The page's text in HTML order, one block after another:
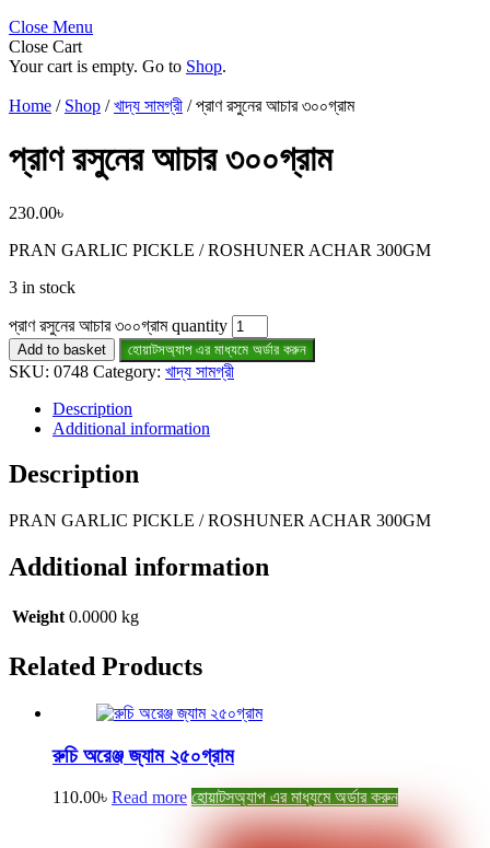
Close Menu
Close Cart
Your cart is empty. Go to Shop.
Home / Shop /খাদ্য সামগ্রী / প্রাণ রসুনের আচার ৩০০গ্রাম
প্রাণ রসুনের আচার ৩০০গ্রাম
230.00৳
PRAN GARLIC PICKLE / ROSHUNER ACHAR 300GM
3 in stock
প্রাণ রসুনের আচার ৩০০গ্রাম quantity
Add to basket হোয়াটসঅ্যাপ এর মাধ্যমে অর্ডার করুন
SKU: 0748 Category: খাদ্য সামগ্রী
Description
Additional information
Description
PRAN GARLIC PICKLE / ROSHUNER ACHAR 300GM
Additional information
Weight 0.0000 kg
Related Products
রুচি অরেঞ্জ জ্যাম ২৫০গ্রাম
110.00৳ Read more হোয়াটসঅ্যাপ এর মাধ্যমে অর্ডার করুন